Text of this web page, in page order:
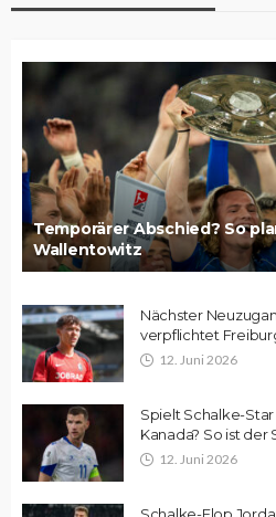
Temporärer Abschied? So
Wallentowitz
Nächster
verpflichtet
12. Juni 2026
Spielt Schalke-
Kanada? So ist der
12. Juni 2026
Schalke-Flop